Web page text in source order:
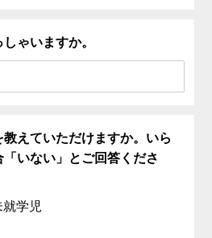
ゃいますか。
えていただけますか。いら
いない」とご回答くださ
学児